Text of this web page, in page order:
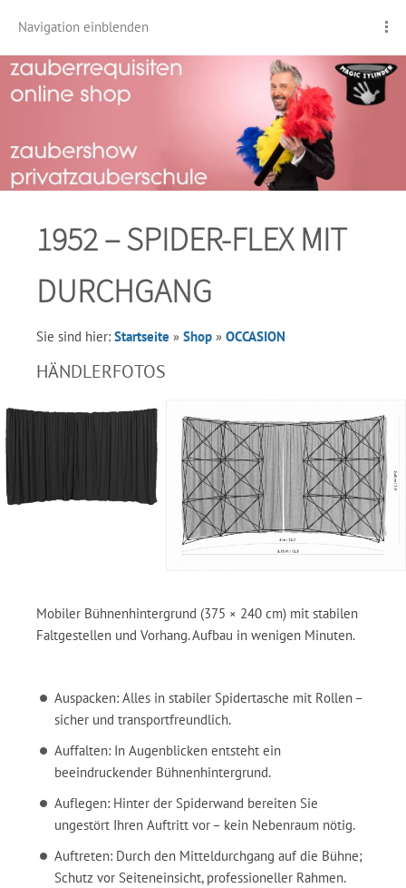
Navigation einblenden
1952 – SPIDER-FLEX MIT
DURCHGANG
Sie sind hier: Startseite » Shop » OCCASION
HÄNDLERFOTOS
Mobiler Bühnenhintergrund (375 × 240 cm) mit stabilen
Faltgestellen und Vorhang. Aufbau in wenigen Minuten.
Auspacken: Alles in stabiler Spidertasche mit Rollen –
sicher und transportfreundlich.
Auffalten: In Augenblicken entsteht ein
beeindruckender Bühnenhintergrund.
Auflegen: Hinter der Spiderwand bereiten Sie
ungestört Ihren Auftritt vor – kein Nebenraum nötig.
Auftreten: Durch den Mitteldurchgang auf die Bühne;
Schutz vor Seiteneinsicht, professioneller Rahmen.